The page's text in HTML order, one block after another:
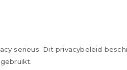
serieus. Dit privacybeleid